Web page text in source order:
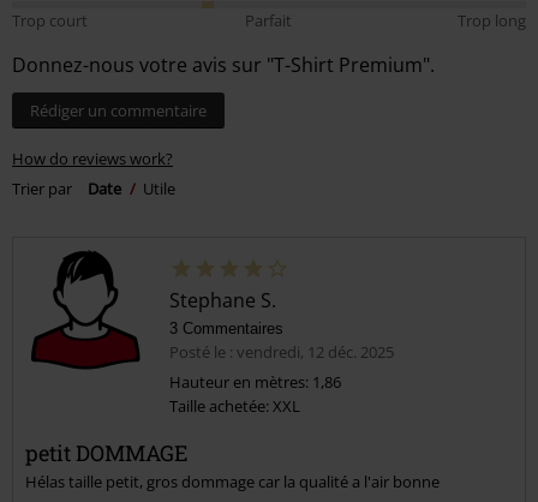
Trop court
Parfait Trop long
Donnez-nous votre avis sur "T-Shirt Premium".
Rédiger un commentaire
How do reviews work?
Trier par
Date Utile
Stephane S.
3 Commentaires
Posté le : vendredi, 12 déc. 2025
Hauteur en mètres: 1,86
Taille achetée: XXL
petit DOMMAGE
Hélas taille petit, gros dommage car la qualité a l'air bonne